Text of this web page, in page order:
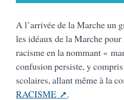
A l’arrivée de la Marche un
les idéaux de la Marche
racisme en la nommant «
confusion persiste, y
scolaires, allant même à la
RACISME
.